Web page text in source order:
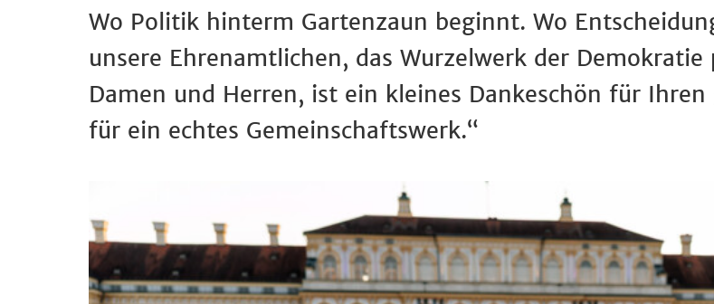
Wo Politik hinterm Gartenzaun beginnt. Wo
unsere Ehrenamtlichen, das Wurzelwerk der
Damen und Herren, ist ein kleines Dankeschön für
für ein echtes Gemeinschaftswerk.“